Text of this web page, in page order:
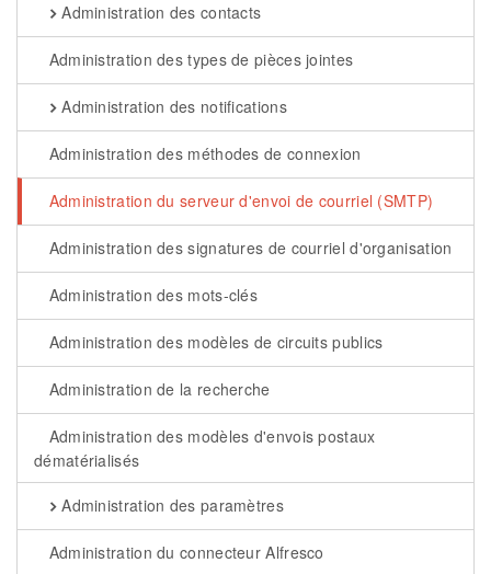
Administration des contacts
Administration des types de pièces jointes
Administration des notifications
Administration des méthodes de connexion
Administration du serveur d'envoi de courriel (SMTP)
Administration des signatures de courriel d'organisation
Administration des mots-clés
Administration des modèles de circuits publics
Administration de la recherche
Administration des modèles d'envois postaux
dématérialisés
Administration des paramètres
Administration du connecteur Alfresco